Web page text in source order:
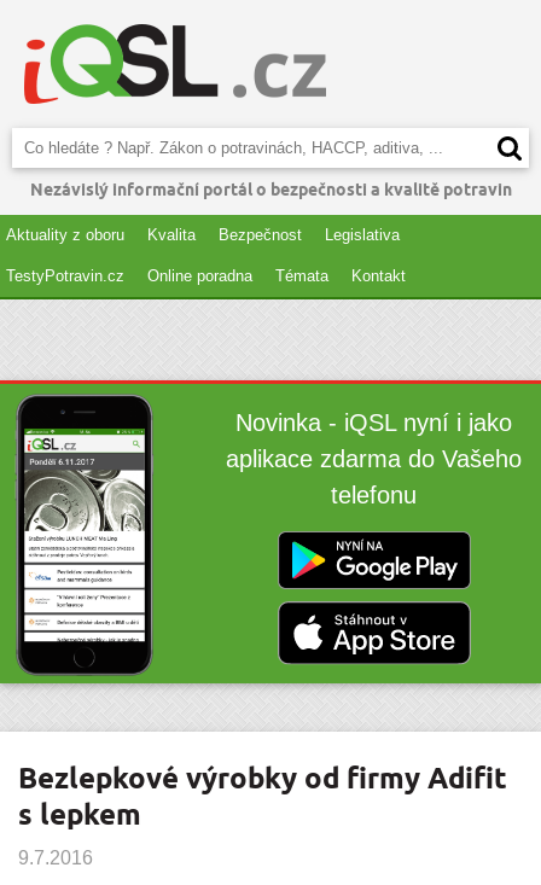
Nezávislý informační portál o bezpečnosti a kvalitě potravin
Aktuality z oboru Kvalita Bezpečnost Legislativa
TestyPotravin.cz Online poradna Témata Kontakt
Novinka - iQSL nyní i jako
aplikace zdarma do Vašeho
telefonu
Bezlepkové výrobky od firmy Adifit
s lepkem
9.7.2016